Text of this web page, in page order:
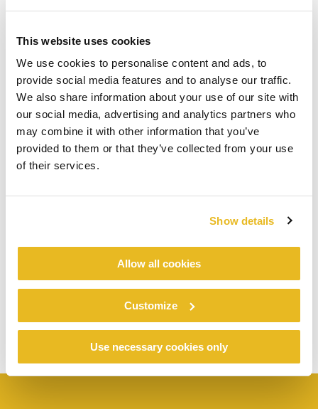
This website uses cookies
We use cookies to personalise content and ads, to
provide social media features and to analyse our traffic.
We also share information about your use of our site with
our social media, advertising and analytics partners who
may combine it with other information that you’ve
provided to them or that they’ve collected from your use
of their services.
Show details
Allow all cookies
Customize
Use necessary cookies only